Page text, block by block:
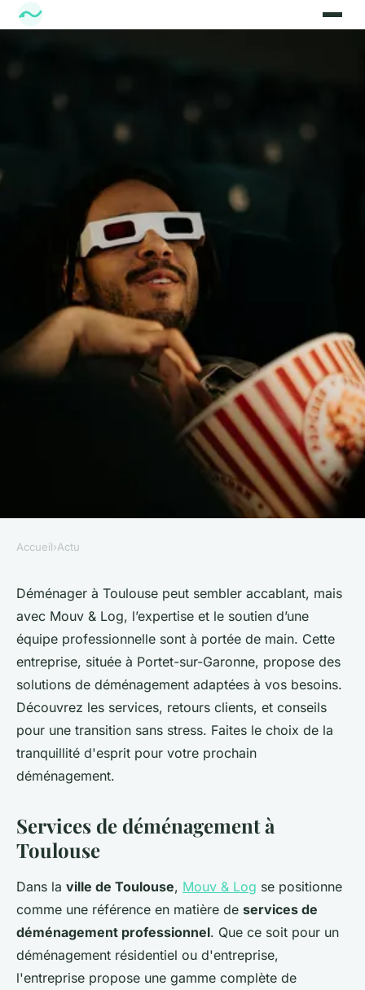
Votre déménagement à
toulouse : choisissez
l'expertise mouv & log !
Sohan•14 novembre 2024•5 min de lecture
Accueil›Actu
Déménager à Toulouse peut sembler accablant, mais
avec Mouv & Log, l’expertise et le soutien d’une
équipe professionnelle sont à portée de main. Cette
entreprise, située à Portet-sur-Garonne, propose des
solutions de déménagement adaptées à vos besoins.
Découvrez les services, retours clients, et conseils
pour une transition sans stress. Faites le choix de la
tranquillité d'esprit pour votre prochain
déménagement.
Services de déménagement à
Toulouse
Dans la ville de Toulouse, Mouv & Log se positionne
comme une référence en matière de services de
déménagement professionnel. Que ce soit pour un
déménagement résidentiel ou d'entreprise,
l'entreprise propose une gamme complète de